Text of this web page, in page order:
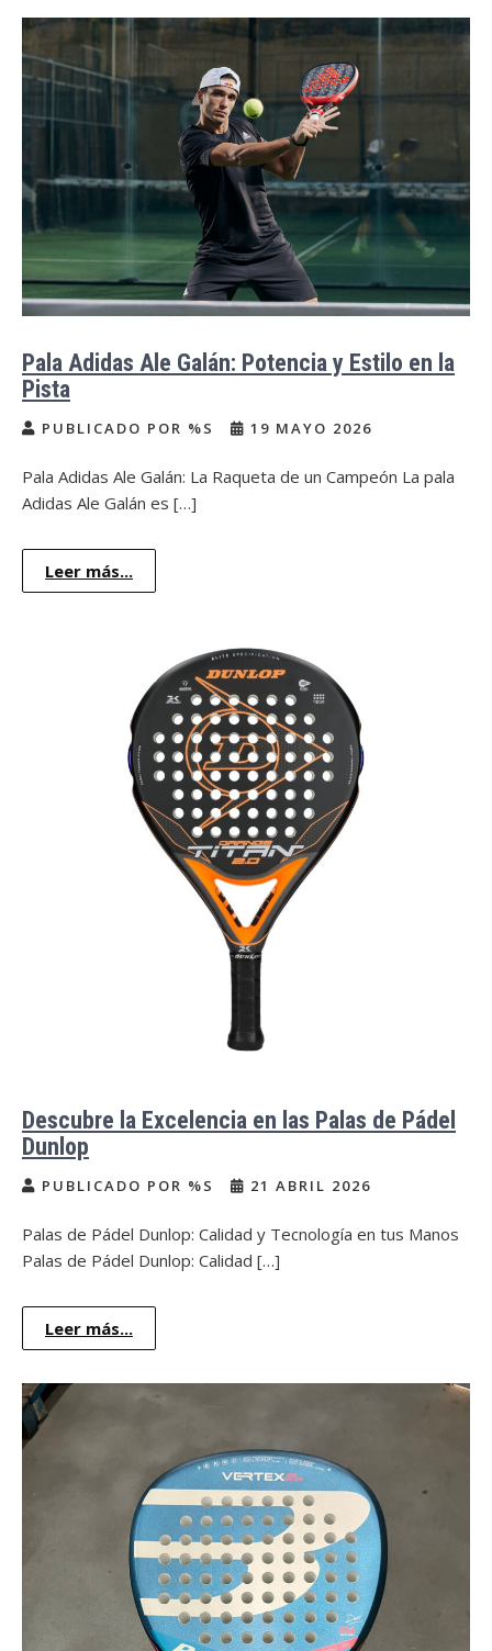
Pala Adidas Ale Galán: Potencia y Estilo en la
Pista
PUBLICADO POR %S 19 MAYO 2026
Pala Adidas Ale Galán: La Raqueta de un Campeón La pala
Adidas Ale Galán es […]
Leer más...
Descubre la Excelencia en las Palas de Pádel
Dunlop
PUBLICADO POR %S 21 ABRIL 2026
Palas de Pádel Dunlop: Calidad y Tecnología en tus Manos
Palas de Pádel Dunlop: Calidad […]
Leer más...